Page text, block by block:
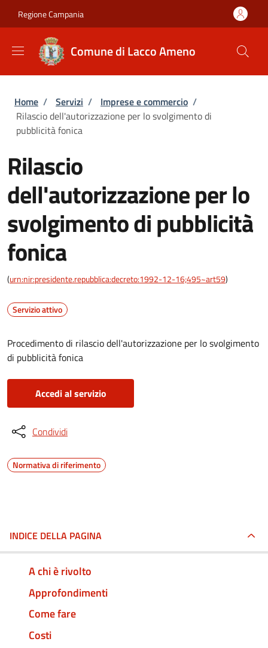
Regione Campania
Comune di Lacco Ameno
Briciole di pane
Home / Servizi / Imprese e commercio /
Rilascio dell'autorizzazione per lo svolgimento di
pubblicità fonica
Rilascio
dell'autorizzazione per lo
svolgimento di pubblicità
fonica
(urn:nir:presidente.repubblica:decreto:1992-12-16;495~art59)
Servizio attivo
Procedimento di rilascio dell'autorizzazione per lo svolgimento
di pubblicità fonica
Accedi al servizio
Condividi
Normativa di riferimento
INDICE DELLA PAGINA
A chi è rivolto
Approfondimenti
Come fare
Costi